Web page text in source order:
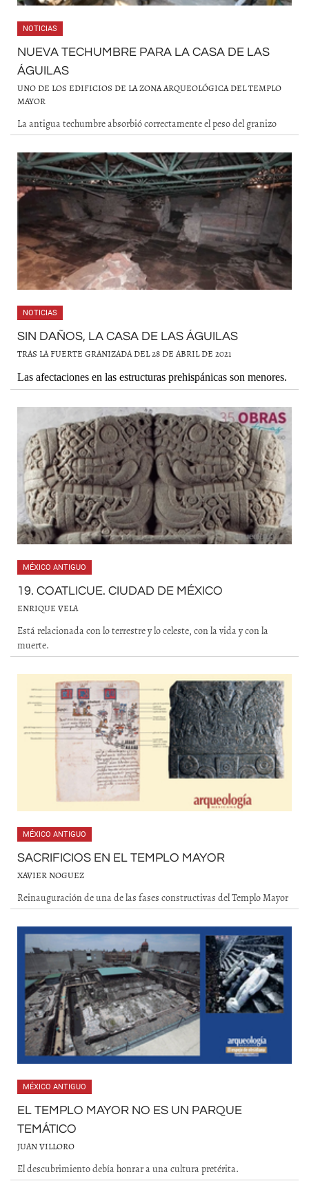
NOTICIAS
NUEVA TECHUMBRE PARA LA CASA DE LAS
ÁGUILAS
UNO DE LOS EDIFICIOS DE LA ZONA ARQUEOLÓGICA DEL TEMPLO
MAYOR
La antigua techumbre absorbió correctamente el peso del granizo
NOTICIAS
SIN DAÑOS, LA CASA DE LAS ÁGUILAS
TRAS LA FUERTE GRANIZADA DEL 28 DE ABRIL DE 2021
Las afectaciones en las estructuras prehispánicas son menores.
MÉXICO ANTIGUO
19. COATLICUE. CIUDAD DE MÉXICO
ENRIQUE VELA
Está relacionada con lo terrestre y lo celeste, con la vida y con la
muerte.
MÉXICO ANTIGUO
SACRIFICIOS EN EL TEMPLO MAYOR
XAVIER NOGUEZ
Reinauguración de una de las fases constructivas del Templo Mayor
MÉXICO ANTIGUO
EL TEMPLO MAYOR NO ES UN PARQUE
TEMÁTICO
JUAN VILLORO
El descubrimiento debía honrar a una cultura pretérita.